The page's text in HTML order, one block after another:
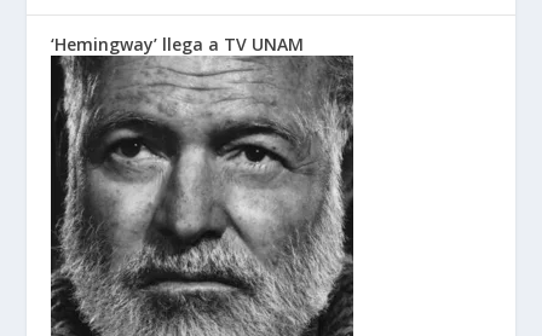
‘Hemingway’ llega a TV UNAM